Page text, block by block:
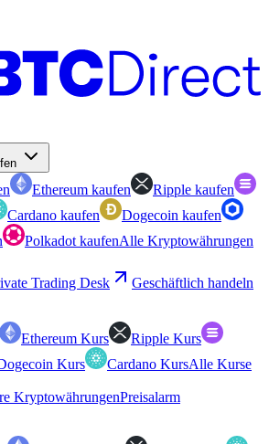
Ethereum kaufen
Ripple kaufen
Cardano kaufen
Dogecoin kaufen
Polkadot kaufenAlle Kryptowährungen
Trading Desk Geschäftlich handeln
Ethereum Kurs
Ripple Kurs
Kurs Cardano KursAlle Kurse
KryptowährungenPreisalarm